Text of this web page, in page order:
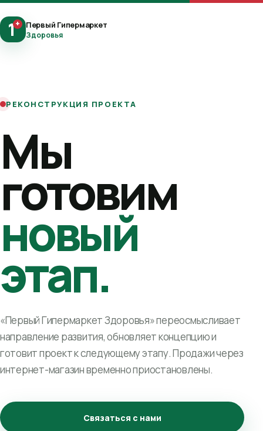
1+ Первый Гипермаркет
Здоровья
РЕКОНСТРУКЦИЯ ПРОЕКТА
Мы
готовим
новый
этап.
«Первый Гипермаркет Здоровья» переосмысливает
направление развития, обновляет концепцию и
готовит проект к следующему этапу. Продажи через
интернет-магазин временно приостановлены.
Связаться с нами